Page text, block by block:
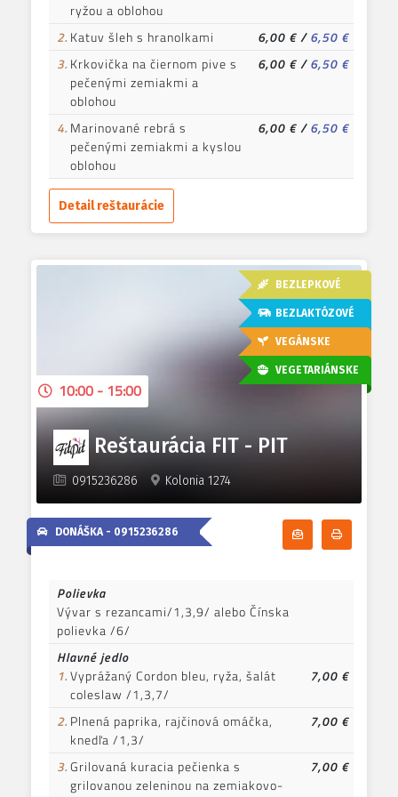
ryžou a oblohou
2. Katuv šleh s hranolkami 6,00 €/ 6,50 €
3. Krkovička na čiernom pive s
pečenými zemiakmi a
oblohou
6,00 €/ 6,50 €
4. Marinované rebrá s
pečenými zemiakmi a kyslou
oblohou
6,00 €/ 6,50 €
Detail reštaurácie
BEZLEPKOVÉ
BEZLAKTÓZOVÉ
VEGÁNSKE
VEGETARIÁNSKE
Reštaurácia FIT - PIT
0915236286 Kolonia 1274
Odoberať
DONÁŠKA - 0915236286
10:00 - 15:00
Polievka
Vývar s rezancami/1,3,9/ alebo Čínska
polievka /6/
Hlavné jedlo
1.Vyprážaný Cordon bleu, ryža, šalát
coleslaw /1,3,7/
7,00 €
2. Plnená paprika, rajčinová omáčka,
knedľa /1,3/
7,00 €
3.Grilovaná kuracia pečienka s
grilovanou zeleninou na zemiakovo-
7,00 €